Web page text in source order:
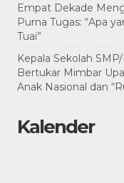
Empat Dekade
Purna Tugas: “Apa
Tuai”
Kepala Sekolah
Bertukar Mimbar
Anak Nasional dan
Kalender